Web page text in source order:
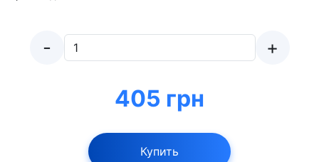
- +
405 грн
Купить